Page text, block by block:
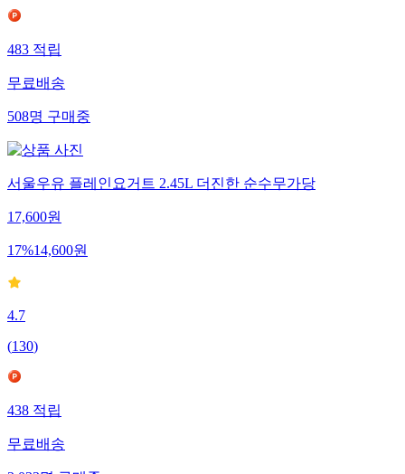
483적립
무료배송
508명구매중
서울우유 플레인요거트 2.45L 더진한 순수무가당
17,600원
17%14,600원
4.7
(130)
438적립
무료배송